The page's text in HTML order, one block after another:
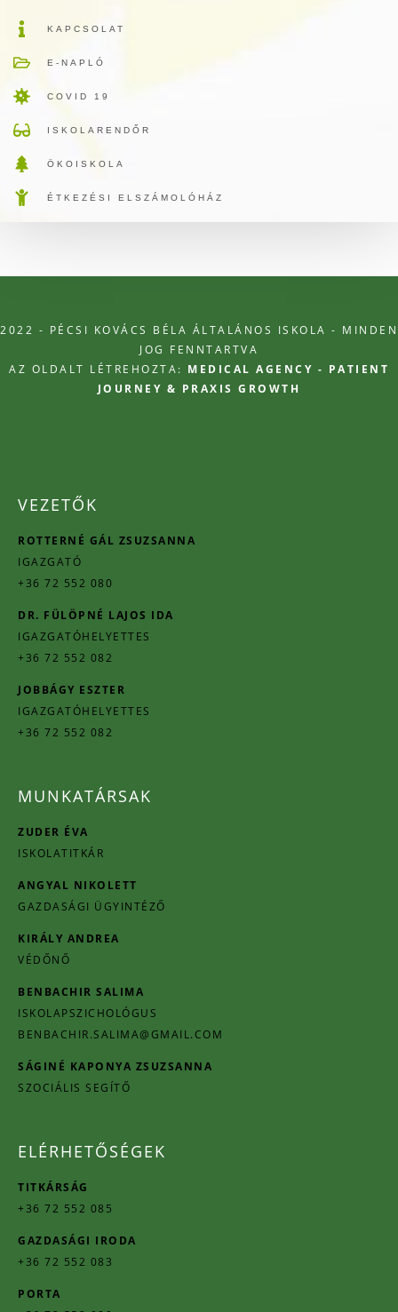
KAPCSOLAT
E-NAPLÓ
COVID 19
ISKOLARENDŐR
ÖKOISKOLA
ÉTKEZÉSI ELSZÁMOLÓHÁZ
2022 - PÉCSI KOVÁCS BÉLA ÁLTALÁNOS ISKOLA - MINDEN
JOG FENNTARTVA
AZ OLDALT LÉTREHOZTA: MEDICAL AGENCY - PATIENT
JOURNEY & PRAXIS GROWTH
VEZETŐK
ROTTERNÉ GÁL ZSUZSANNA
IGAZGATÓ
+36 72 552 080
DR. FÜLÖPNÉ LAJOS IDA
IGAZGATÓHELYETTES
+36 72 552 082
JOBBÁGY ESZTER
IGAZGATÓHELYETTES
+36 72 552 082
MUNKATÁRSAK
ZUDER ÉVA
ISKOLATITKÁR
ANGYAL NIKOLETT
GAZDASÁGI ÜGYINTÉZŐ
KIRÁLY ANDREA
VÉDŐNŐ
BENBACHIR SALIMA
ISKOLAPSZICHOLÓGUS
BENBACHIR.SALIMA@GMAIL.COM
SÁGINÉ KAPONYA ZSUZSANNA
SZOCIÁLIS SEGÍTŐ
ELÉRHETŐSÉGEK
TITKÁRSÁG
+36 72 552 085
GAZDASÁGI IRODA
+36 72 552 083
PORTA